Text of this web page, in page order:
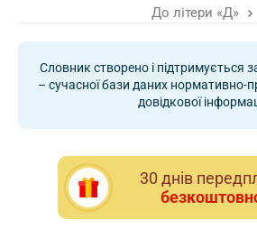
До літери «Д»
Словник створено і підтримується
– сучасної бази даних нормативно-
довідкової
30 днiв